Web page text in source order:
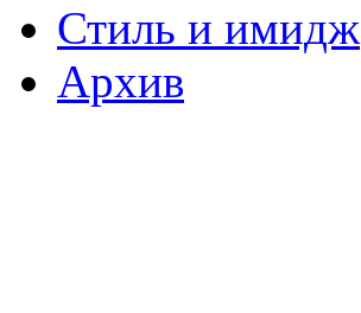
Стиль и имидж
Архив